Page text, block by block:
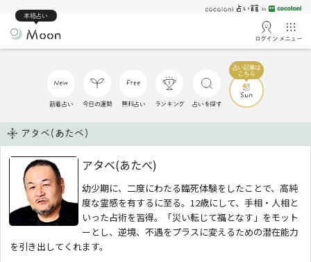
本格占い
ログイン メニュー
新着占い 今日の運勢 無料占い ランキング 占いを探す
アタベ(あたべ)
アタベ(あたべ)
幼少期に、二度にわたる臨死体験をしたことで、高純
度な霊感を有するに至る。12歳にして、手相・人相と
いった占術を習得。「災い転じて福となす」をモット
ーとし、逆境、不遇をプラスに変えるための潜在能力
を引き出してくれます。